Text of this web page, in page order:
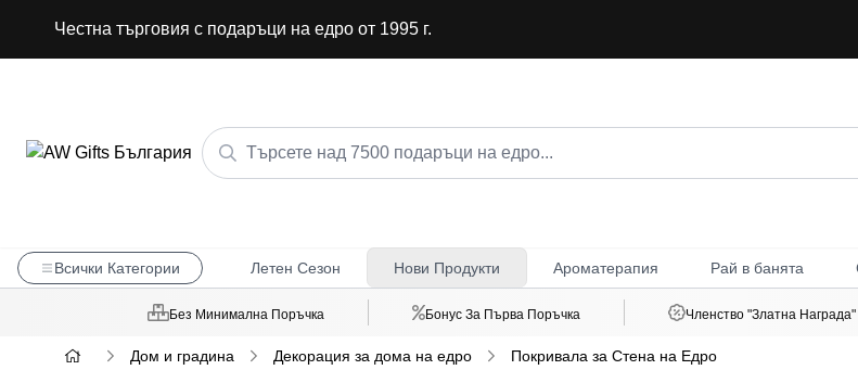
Честна търговия с подаръци на едро от 1995 г.
Всички Категории Летен Сезон Нови Продукти Ароматерапия Рай в банята
Без Минимална Поръчка Бонус За Първа Поръчка Членство "Златна Награда"
Дом и градина Декорация за дома на едро Покривала за Стена на Едро